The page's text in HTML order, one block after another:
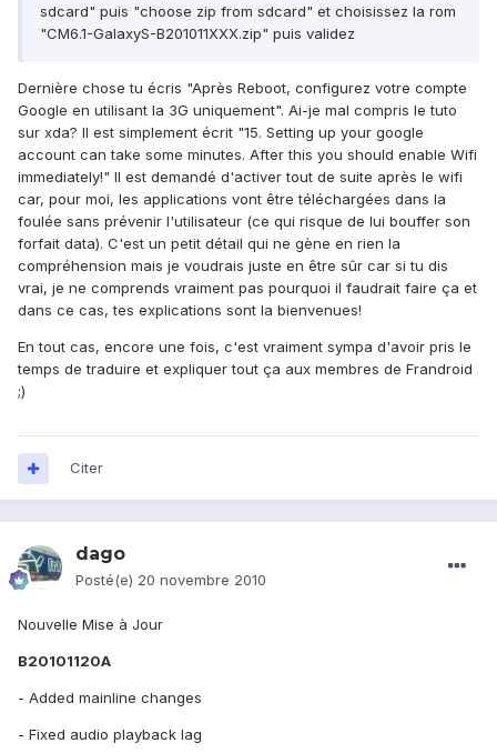
sdcard" puis "choose zip from sdcard" et choisissez la rom
"CM6.1-GalaxyS-B201011XXX.zip" puis validez
Dernière chose tu écris "Après Reboot, configurez votre compte
Google en utilisant la 3G uniquement". Ai-je mal compris le tuto
sur xda? Il est simplement écrit "15. Setting up your google
account can take some minutes. After this you should enable Wifi
immediately!" Il est demandé d'activer tout de suite après le wifi
car, pour moi, les applications vont être téléchargées dans la
foulée sans prévenir l'utilisateur (ce qui risque de lui bouffer son
forfait data). C'est un petit détail qui ne gène en rien la
compréhension mais je voudrais juste en être sûr car si tu dis
vrai, je ne comprends vraiment pas pourquoi il faudrait faire ça et
dans ce cas, tes explications sont la bienvenues!
En tout cas, encore une fois, c'est vraiment sympa d'avoir pris le
temps de traduire et expliquer tout ça aux membres de Frandroid
;)
Citer
dago
Posté(e) 20 novembre 2010
Nouvelle Mise à Jour
B20101120A
- Added mainline changes
- Fixed audio playback lag